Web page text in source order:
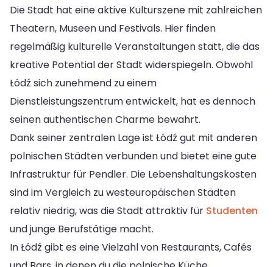
Die Stadt hat eine aktive Kulturszene mit zahlreichen
Theatern, Museen und Festivals. Hier finden
regelmäßig kulturelle Veranstaltungen statt, die das
kreative Potential der Stadt widerspiegeln. Obwohl
Łódź sich zunehmend zu einem
Dienstleistungszentrum entwickelt, hat es dennoch
seinen authentischen Charme bewahrt.
Dank seiner zentralen Lage ist Łódź gut mit anderen
polnischen Städten verbunden und bietet eine gute
Infrastruktur für Pendler. Die Lebenshaltungskosten
sind im Vergleich zu westeuropäischen Städten
relativ niedrig, was die Stadt attraktiv für Studenten
und junge Berufstätige macht.
In Łódź gibt es eine Vielzahl von Restaurants, Cafés